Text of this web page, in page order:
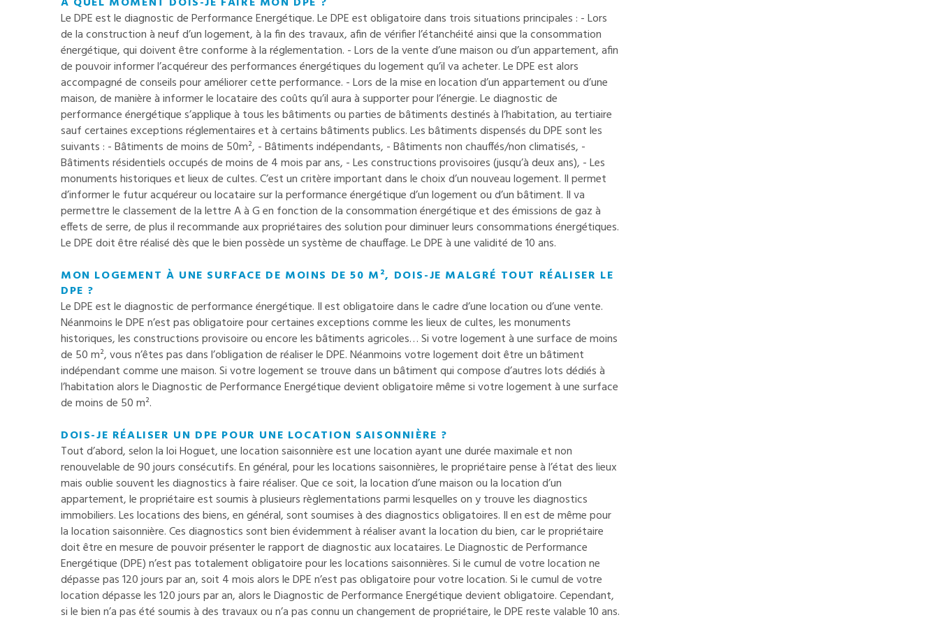
Le DPE est le diagnostic de Performance Energétique. Le DPE est obligatoire dans trois situations principales : - Lors
de la construction à neuf d’un logement, à la fin des travaux, afin de vérifier l’étanchéité ainsi que la consommation
énergétique, qui doivent être conforme à la réglementation. - Lors de la vente d’une maison ou d’un appartement, afin
de pouvoir informer l’acquéreur des performances énergétiques du logement qu’il va acheter. Le DPE est alors
accompagné de conseils pour améliorer cette performance. - Lors de la mise en location d’un appartement ou d’une
maison, de manière à informer le locataire des coûts qu’il aura à supporter pour l’énergie. Le diagnostic de
performance énergétique s’applique à tous les bâtiments ou parties de bâtiments destinés à l’habitation, au tertiaire
sauf certaines exceptions réglementaires et à certains bâtiments publics. Les bâtiments dispensés du DPE sont les
suivants : - Bâtiments de moins de 50m², - Bâtiments indépendants, - Bâtiments non chauffés/non climatisés, -
Bâtiments résidentiels occupés de moins de 4 mois par ans, - Les constructions provisoires (jusqu’à deux ans), - Les
monuments historiques et lieux de cultes. C’est un critère important dans le choix d’un nouveau logement. Il permet
d’informer le futur acquéreur ou locataire sur la performance énergétique d’un logement ou d’un bâtiment. Il va
permettre le classement de la lettre A à G en fonction de la consommation énergétique et des émissions de gaz à
effets de serre, de plus il recommande aux propriétaires des solution pour diminuer leurs consommations énergétiques.
Le DPE doit être réalisé dès que le bien possède un système de chauffage. Le DPE à une validité de 10 ans.
MON LOGEMENT À UNE SURFACE DE MOINS DE 50 M², DOIS-JE MALGRÉ TOUT RÉALISER LE
DPE ?
Le DPE est le diagnostic de performance énergétique. Il est obligatoire dans le cadre d’une location ou d’une vente.
Néanmoins le DPE n’est pas obligatoire pour certaines exceptions comme les lieux de cultes, les monuments
historiques, les constructions provisoire ou encore les bâtiments agricoles… Si votre logement à une surface de moins
de 50 m², vous n’êtes pas dans l’obligation de réaliser le DPE. Néanmoins votre logement doit être un bâtiment
indépendant comme une maison. Si votre logement se trouve dans un bâtiment qui compose d’autres lots dédiés à
l’habitation alors le Diagnostic de Performance Energétique devient obligatoire même si votre logement à une surface
de moins de 50 m².
DOIS-JE RÉALISER UN DPE POUR UNE LOCATION SAISONNIÈRE ?
Tout d’abord, selon la loi Hoguet, une location saisonnière est une location ayant une durée maximale et non
renouvelable de 90 jours consécutifs. En général, pour les locations saisonnières, le propriétaire pense à l’état des lieux
mais oublie souvent les diagnostics à faire réaliser. Que ce soit, la location d’une maison ou la location d’un
appartement, le propriétaire est soumis à plusieurs règlementations parmi lesquelles on y trouve les diagnostics
immobiliers. Les locations des biens, en général, sont soumises à des diagnostics obligatoires. Il en est de même pour
la location saisonnière. Ces diagnostics sont bien évidemment à réaliser avant la location du bien, car le propriétaire
doit être en mesure de pouvoir présenter le rapport de diagnostic aux locataires. Le Diagnostic de Performance
Energétique (DPE) n’est pas totalement obligatoire pour les locations saisonnières. Si le cumul de votre location ne
dépasse pas 120 jours par an, soit 4 mois alors le DPE n’est pas obligatoire pour votre location. Si le cumul de votre
location dépasse les 120 jours par an, alors le Diagnostic de Performance Energétique devient obligatoire. Cependant,
si le bien n’a pas été soumis à des travaux ou n’a pas connu un changement de propriétaire, le DPE reste valable 10 ans.